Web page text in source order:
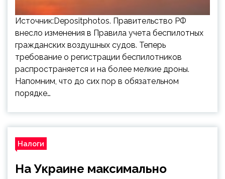
Источник:Depositphotos. Правительство РФ
внесло изменения в Правила учета беспилотных
гражданских воздушных судов. Теперь
требование о регистрации беспилотников
распространяется и на более мелкие дроны.
Напомним, что до сих пор в обязательном
порядке…
Налоги
На Украине максимально